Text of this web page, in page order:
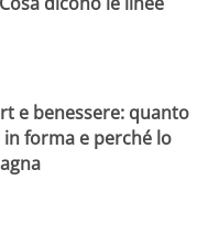
e benessere: quanto
forma e perché lo